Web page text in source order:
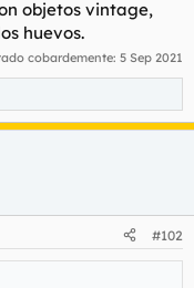
objetos vintage,
huevos.
cobardemente: 5 Sep 2021
#102